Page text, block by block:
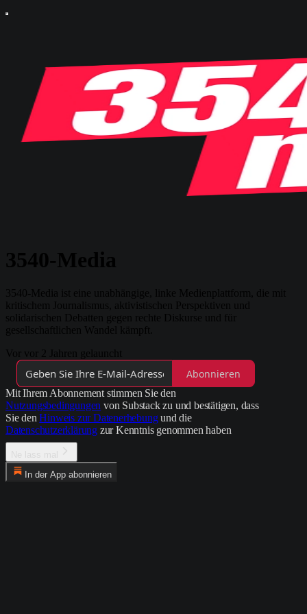
3540-Media
3540-Media ist eine unabhängige, linke Medienplattform, die mit
kritischem Journalismus, aktivistischen Perspektiven und
solidarischen Debatten gegen rechte Diskurse und für
gesellschaftlichen Wandel kämpft.
Vor vor 2 Jahren gelauncht
Abonnieren
Mit Ihrem Abonnement stimmen Sie den
Nutzungsbedingungen von Substack zu und bestätigen, dass
Sie denHinweis zur Datenerhebungund die
Datenschutzerklärung zur Kenntnis genommen haben
In der App abonnieren